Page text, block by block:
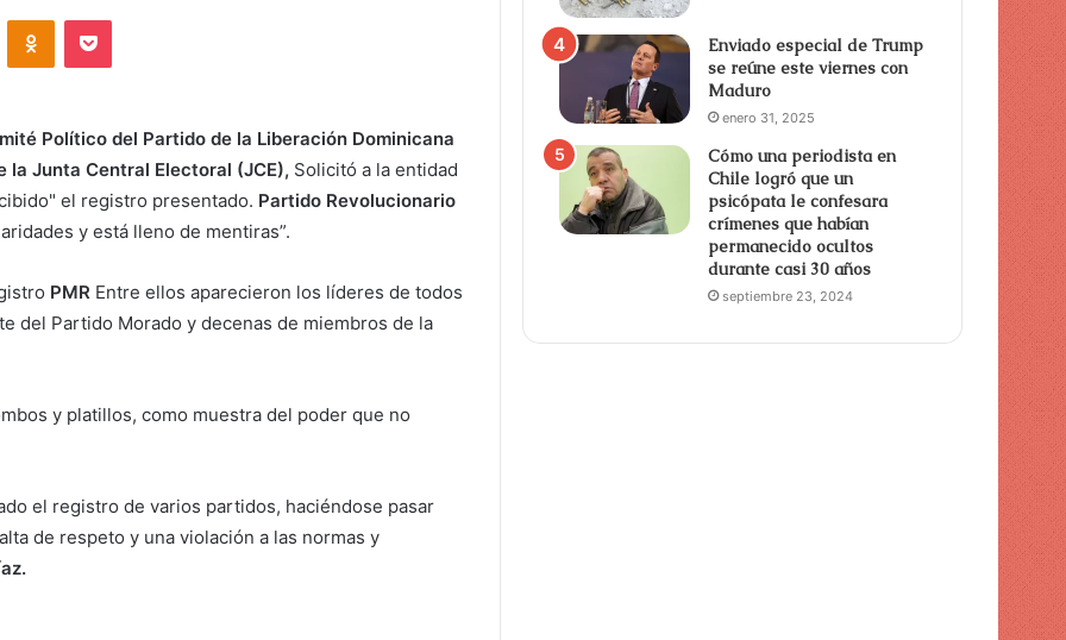
Político del Partido de la Liberación Dominicana
la Junta Central Electoral (JCE), Solicitó a la entidad
el registro presentado. Partido Revolucionario
y está lleno de mentiras”.
PMR Entre ellos aparecieron los líderes de todos
del Partido Morado y decenas de miembros de la
y platillos, como muestra del poder que no
el registro de varios partidos, haciéndose pasar
de respeto y una violación a las normas y
Enviado especial de Trump
se reúne este viernes con
Maduro
enero 31, 2025
Cómo una periodista en
Chile logró que un
psicópata le confesara
crímenes que habían
permanecido ocultos
durante casi 30 años
septiembre 23, 2024